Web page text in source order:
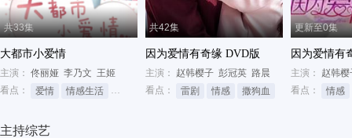
共33集
大都市小爱情
主演： 佟丽娅 李乃文 王姬
看点：
爱情 情感生活 都市
共42集
因为爱情有奇缘 DVD版
主演： 赵韩樱子 彭冠英 路晨
看点：
雷剧 情感 撒狗血
更新至0集
因为爱情有
主演： 赵韩樱
看点：
情感
主持综艺